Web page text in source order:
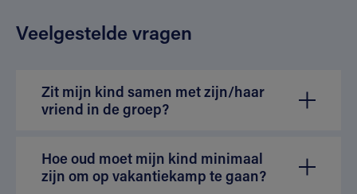
Veelgestelde vragen
Zit mijn kind samen met zijn/haar
vriend in de groep?
Hoe oud moet mijn kind minimaal
zijn om op vakantiekamp te gaan?